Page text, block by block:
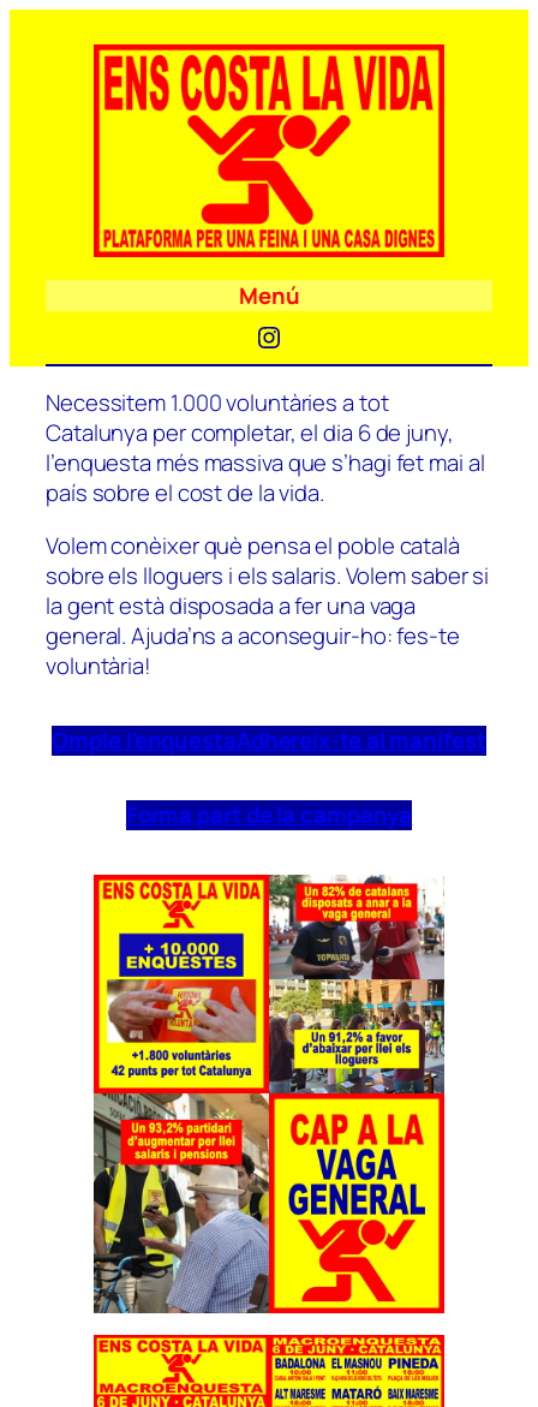
Menú
Instagram
Necessitem 1.000 voluntàries a tot
Catalunya per completar, el dia 6 de juny,
l’enquesta més massiva que s’hagi fet mai al
país sobre el cost de la vida.
Volem conèixer què pensa el poble català
sobre els lloguers i els salaris. Volem saber si
la gent està disposada a fer una vaga
general. Ajuda’ns a aconseguir-ho: fes-te
voluntària!
Omple l’enquestaAdhereix-te al manifest
Forma part de la campanya